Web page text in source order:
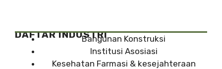
DAFTAR INDUSTRIBangunan Konstruksi
Institusi Asosiasi
Kesehatan Farmasi & kesejahteraan